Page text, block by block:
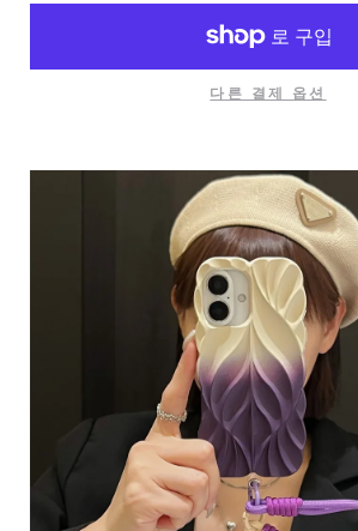
다른 결제 옵션